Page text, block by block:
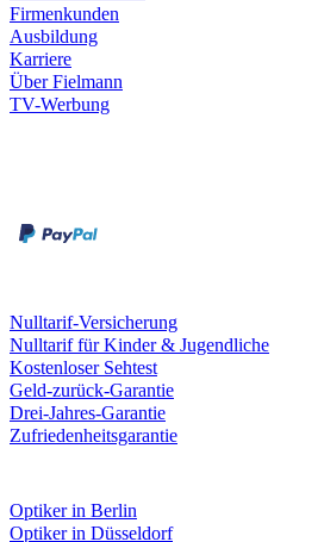
Firmenkunden
Ausbildung
Karriere
Über Fielmann
TV-Werbung
Nulltarif-Versicherung
Nulltarif für Kinder & Jugendliche
Kostenloser Sehtest
Geld-zurück-Garantie
Drei-Jahres-Garantie
Zufriedenheitsgarantie
Optiker in Berlin
Optiker in Düsseldorf